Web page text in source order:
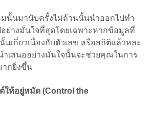
นั้นมานับครั้งไม่ถ้วนนั้นนำออกไปทำ
ย่างมั่นใจที่สุดโดยเฉพาะหากข้อมูลที่
เกี่ยวเนื่องกับตัวเลข หรือสถิติแล้วหละ
เสนออย่างมั่นใจนั้นจะช่วยคุณในการ
ากยิ่งขึ้น
ห้อยู่หมัด (Control the